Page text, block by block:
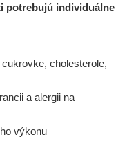
potrebujú individuálne
cholesterole,
a alergii na
výkonu